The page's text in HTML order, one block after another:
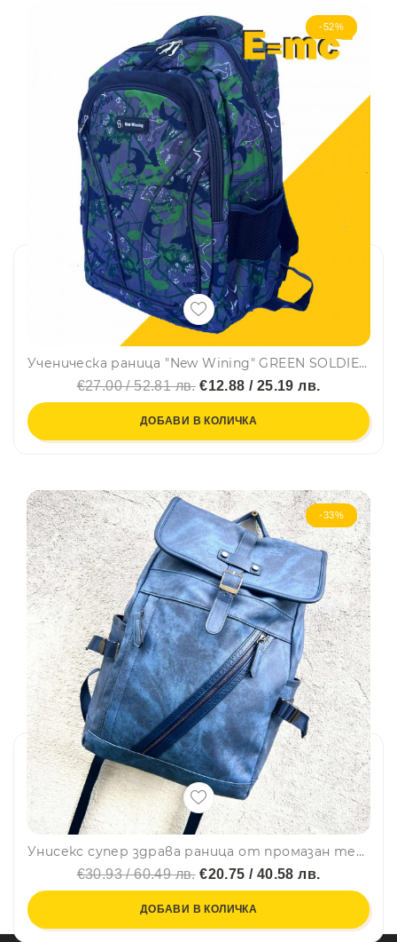
-52%
Ученическа раница "New Wining" GREEN SOLDIER 3456 непромокаема, с много джобчета, свеж десен, лилава с цветни елементи
€27.00 / 52.81 лв.€12.88 / 25.19 лв.
ДОБАВИ В КОЛИЧКА
-33%
Унисекс супер здрава раница от промазан текстил NS3696 BLUE - подходяща за спорт, туризъм, училище и др.
€30.93 / 60.49 лв.€20.75 / 40.58 лв.
ДОБАВИ В КОЛИЧКА